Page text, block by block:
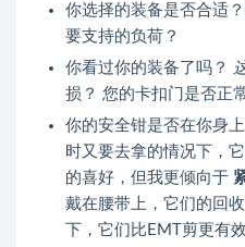
你选择的装备是否合适
要支持的负荷？
你看过你的装备了吗？
损？ 您的卡扣门是否正
你的安全钳是否在你身
时又要去拿的情况下，
的喜好，但我更倾向于
戴在腰带上，它们的回
下，它们比EMT剪更有